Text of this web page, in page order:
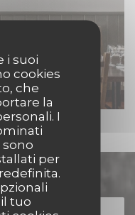
i suoi
cookies
che
la
I
sono
per
tuo
carta
CARTA